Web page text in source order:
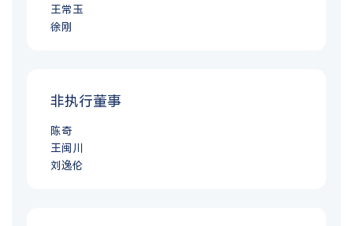
王常玉
徐刚
非执行董事
陈奇
王闽川
刘逸伦